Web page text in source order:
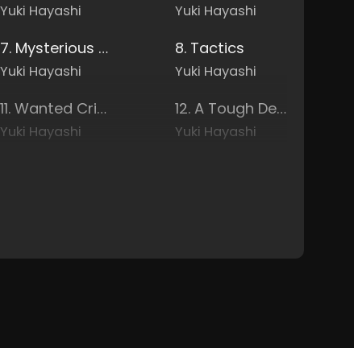
Yuki Hayashi Yuki Hayashi
7. Mysterious Villains
Yuki Hayashi
8. Tactics
Yuki Hayashi
11. Wanted Criminal
Yuki Hayashi
12. A Tough Decision
Yuki Hayashi